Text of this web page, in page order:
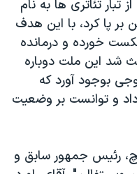
تبار تئاتری ها به نام
بر پا کرد، با اين هدف
خورده و درمانده
شد اين ملت دوباره
بوجود آورد که
داد و توانست بر وضعيت
رئيس جمهور سابق و